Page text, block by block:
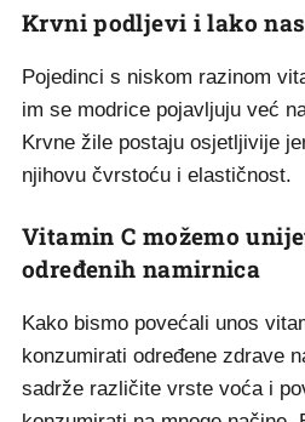
Krvni podljevi i lako
Pojedinci s niskom razinom
im se modrice pojavljuju već
Krvne žile postaju osjetljivije
njihovu čvrstoću i elastičnost.
Vitamin C možemo
određenih namirnica
Kako bismo povećali unos
konzumirati određene zdrave
sadrže različite vrste voća i